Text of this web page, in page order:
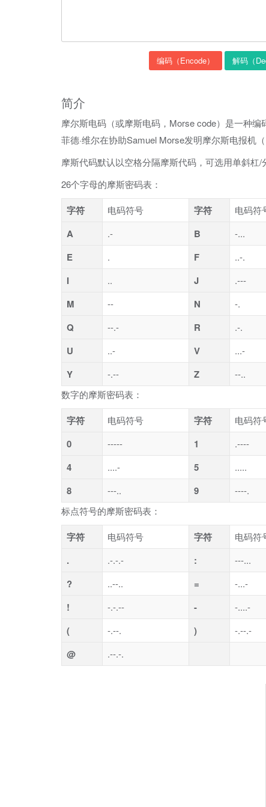
编码（Encode） 解码（
简介
摩尔斯电码（或摩斯电码，Morse code）是一种
菲德·维尔在协助Samuel Morse发明摩尔斯电报机
摩斯代码默认以空格分隔摩斯代码，可选用单斜杠/
26个字母的摩斯密码表：
字符 电码符号 字符 电码符
A .- B -...
E . F ..-.
I .. J .---
M -- N -.
Q --.- R .-.
U ..- V ...-
Y -.-- Z
--..
数字的摩斯密码表：
字符 电码符号 字符 电码符
0 ----- 1 .----
4 ....- 5 .....
8 ---.. 9
----.
标点符号的摩斯密码表：
字符 电码符号 字符 电码符
. .-.-.- : ---...
? ..--.. = -...-
! -.-.-- - -....-
( -.--. ) -.--.-
@ .--.-.